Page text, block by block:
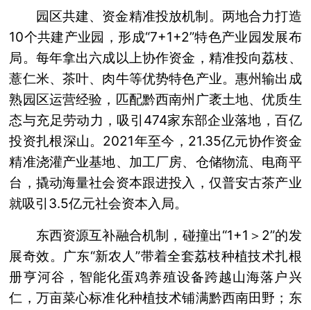
园区共建、资金精准投放机制。两地合力打造
10个共建产业园，形成“7+1+2”特色产业园发展布
局。每年拿出六成以上协作资金，精准投向荔枝、
薏仁米、茶叶、肉牛等优势特色产业。惠州输出成
熟园区运营经验，匹配黔西南州广袤土地、优质生
态与充足劳动力，吸引474家东部企业落地，百亿
投资扎根深山。2021年至今，21.35亿元协作资金
精准浇灌产业基地、加工厂房、仓储物流、电商平
台，撬动海量社会资本跟进投入，仅普安古茶产业
就吸引3.5亿元社会资本入局。
东西资源互补融合机制，碰撞出“1+1＞2”的发
展奇效。广东“新农人”带着全套荔枝种植技术扎根
册亨河谷，智能化蛋鸡养殖设备跨越山海落户兴
仁，万亩菜心标准化种植技术铺满黔西南田野；东